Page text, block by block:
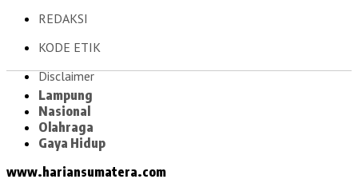
REDAKSI
KODE ETIK
Disclaimer
Lampung
Nasional
Olahraga
Gaya Hidup
www.hariansumatera.com